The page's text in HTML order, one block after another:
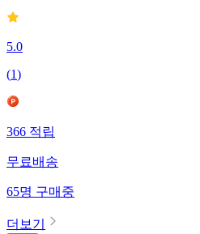
5.0
(1)
366적립
무료배송
65명구매중
더보기